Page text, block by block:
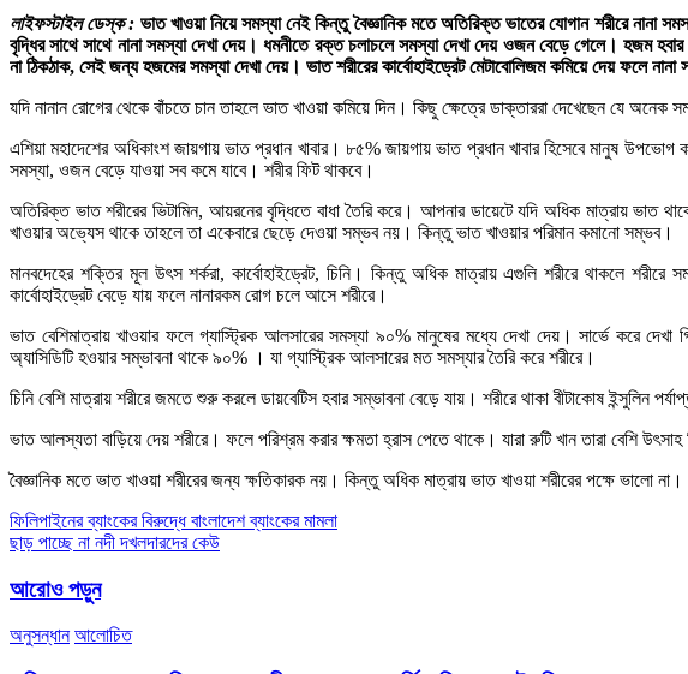
লাইফস্টাইল ডেস্ক : ভাত খাওয়া নিয়ে সমস্যা নেই কিন্তু বৈজ্ঞানিক মতে অতিরিক্ত ভাতের যোগান শরীরে নানা
বৃদ্ধির সাথে সাথে নানা সমস্যা দেখা দেয়। ধমনীতে রক্ত চলাচলে সমস্যা দেখা দেয় ওজন বেড়ে গেলে। হজম
না ঠিকঠাক, সেই জন্য হজমের সমস্যা দেখা দেয়। ভাত শরীরের কার্বোহাইড্রেট মেটাবোলিজম কমিয়ে দেয় ফলে নানা
যদি নানান রোগের থেকে বাঁচতে চান তাহলে ভাত খাওয়া কমিয়ে দিন। কিছু ক্ষেত্রে ডাক্তাররা দেখেছেন যে
এশিয়া মহাদেশের অধিকাংশ জায়গায় ভাত প্রধান খাবার। ৮৫% জায়গায় ভাত প্রধান খাবার হিসেবে মানুষ
সমস্যা, ওজন বেড়ে যাওয়া সব কমে যাবে। শরীর ফিট থাকবে।
অতিরিক্ত ভাত শরীরের ভিটামিন, আয়রনের বৃদ্ধিতে বাধা তৈরি করে। আপনার ডায়েটে যদি অধিক মাত্রায় ভাত
খাওয়ার অভ্যেস থাকে তাহলে তা একেবারে ছেড়ে দেওয়া সম্ভব নয়। কিন্তু ভাত খাওয়ার পরিমান কমানো সম্ভব।
মানবদেহের শক্তির মূল উৎস শর্করা, কার্বোহাইড্রেট, চিনি। কিন্তু অধিক মাত্রায় এগুলি শরীরে থাকলে শরীরে
কার্বোহাইড্রেট বেড়ে যায় ফলে নানারকম রোগ চলে আসে শরীরে।
ভাত বেশিমাত্রায় খাওয়ার ফলে গ্যাস্ট্রিক আলসারের সমস্যা ৯০% মানুষের মধ্যে দেখা দেয়। সার্ভে করে
অ্যাসিডিটি হওয়ার সম্ভাবনা থাকে ৯০% । যা গ্যাস্ট্রিক আলসারের মত সমস্যার তৈরি করে শরীরে।
চিনি বেশি মাত্রায় শরীরে জমতে শুরু করলে ডায়বেটিস হবার সম্ভাবনা বেড়ে যায়। শরীরে থাকা বীটাকোষ ইন্সুলিন
ভাত আলস্যতা বাড়িয়ে দেয় শরীরে। ফলে পরিশ্রম করার ক্ষমতা হ্রাস পেতে থাকে। যারা রুটি খান তারা বেশি
বৈজ্ঞানিক মতে ভাত খাওয়া শরীরের জন্য ক্ষতিকারক নয়। কিন্তু অধিক মাত্রায় ভাত খাওয়া শরীরের পক্ষে ভালো না।
Post
navigation
ফিলিপাইনের ব্যাংকের বিরুদ্ধে বাংলাদেশ ব্যাংকের মামলা
ছাড় পাচ্ছে না নদী দখলদারদের কেউ
আরোও পড়ুন
অনুসন্ধান আলোচিত